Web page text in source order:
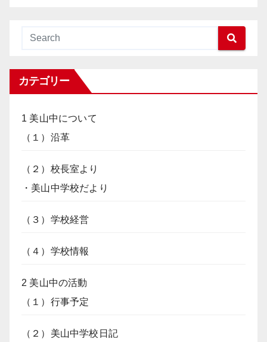
カテゴリー
1 美山中について
（１）沿革
（２）校長室より
・美山中学校だより
（３）学校経営
（４）学校情報
2 美山中の活動
（１）行事予定
（２）美山中学校日記